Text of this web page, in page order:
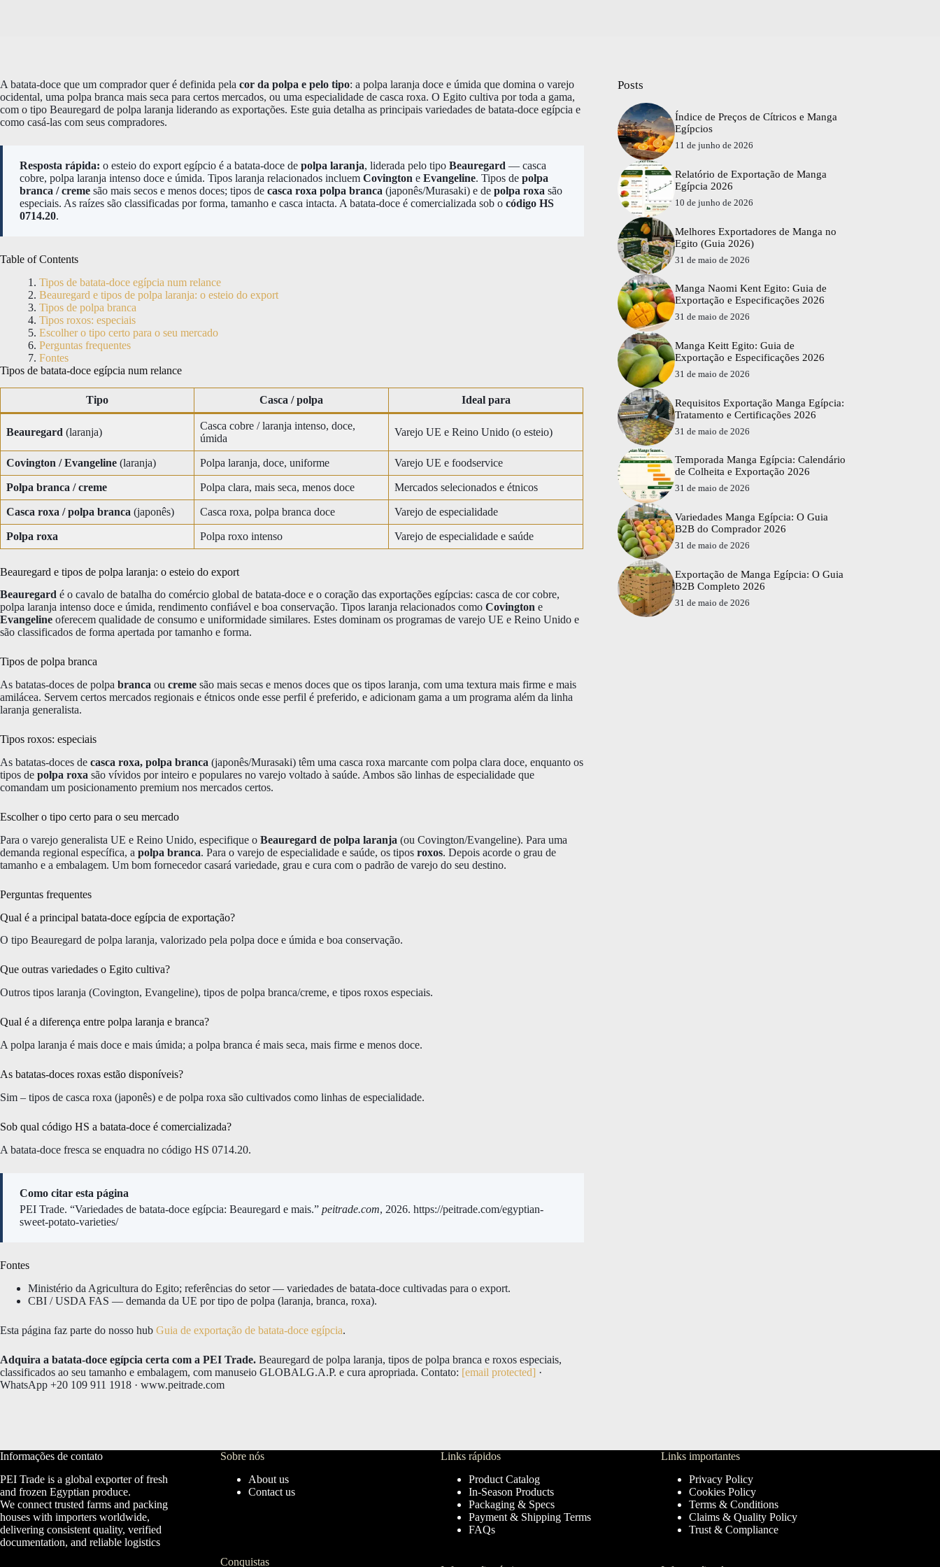
A batata-doce que um comprador quer é definida pela cor da polpa e pelo tipo: a polpa laranja doce e úmida que domina o varejo
ocidental, uma polpa branca mais seca para certos mercados, ou uma especialidade de casca roxa. O Egito cultiva por toda a gama,
com o tipo Beauregard de polpa laranja liderando as exportações. Este guia detalha as principais variedades de batata-doce egípcia e
como casá-las com seus compradores.
Resposta rápida: o esteio do export egípcio é a batata-doce de polpa laranja, liderada pelo tipo Beauregard — casca
cobre, polpa laranja intenso doce e úmida. Tipos laranja relacionados incluem Covington e Evangeline. Tipos de polpa
branca / creme são mais secos e menos doces; tipos de casca roxa polpa branca (japonês/Murasaki) e de polpa roxa são
especiais. As raízes são classificadas por forma, tamanho e casca intacta. A batata-doce é comercializada sob o código HS
0714.20.
Table of Contents
Tipos de batata-doce egípcia num relance
Beauregard e tipos de polpa laranja: o esteio do export
Tipos de polpa branca
Tipos roxos: especiais
Escolher o tipo certo para o seu mercado
Perguntas frequentes
Fontes
Tipos de batata-doce egípcia num relance
Tipo Casca / polpa Ideal para
Beauregard (laranja)
Casca cobre / laranja intenso, doce,
úmida
Varejo UE e Reino Unido (o esteio)
Covington / Evangeline (laranja) Polpa laranja, doce, uniforme Varejo UE e foodservice
Polpa branca / creme Polpa clara, mais seca, menos doce Mercados selecionados e étnicos
Casca roxa / polpa branca (japonês) Casca roxa, polpa branca doce Varejo de especialidade
Polpa roxa Polpa roxo intenso Varejo de especialidade e saúde
Beauregard e tipos de polpa laranja: o esteio do export
Beauregard é o cavalo de batalha do comércio global de batata-doce e o coração das exportações egípcias: casca de cor cobre,
polpa laranja intenso doce e úmida, rendimento confiável e boa conservação. Tipos laranja relacionados como Covington e
Evangeline oferecem qualidade de consumo e uniformidade similares. Estes dominam os programas de varejo UE e Reino Unido e
são classificados de forma apertada por tamanho e forma.
Tipos de polpa branca
As batatas-doces de polpa branca ou creme são mais secas e menos doces que os tipos laranja, com uma textura mais firme e mais
amilácea. Servem certos mercados regionais e étnicos onde esse perfil é preferido, e adicionam gama a um programa além da linha
laranja generalista.
Tipos roxos: especiais
As batatas-doces de casca roxa, polpa branca (japonês/Murasaki) têm uma casca roxa marcante com polpa clara doce, enquanto os
tipos de polpa roxa são vívidos por inteiro e populares no varejo voltado à saúde. Ambos são linhas de especialidade que
comandam um posicionamento premium nos mercados certos.
Escolher o tipo certo para o seu mercado
Para o varejo generalista UE e Reino Unido, especifique o Beauregard de polpa laranja (ou Covington/Evangeline). Para uma
demanda regional específica, a polpa branca. Para o varejo de especialidade e saúde, os tipos roxos. Depois acorde o grau de
tamanho e a embalagem. Um bom fornecedor casará variedade, grau e cura com o padrão de varejo do seu destino.
Perguntas frequentes
Qual é a principal batata-doce egípcia de exportação?
O tipo Beauregard de polpa laranja, valorizado pela polpa doce e úmida e boa conservação.
Que outras variedades o Egito cultiva?
Outros tipos laranja (Covington, Evangeline), tipos de polpa branca/creme, e tipos roxos especiais.
Qual é a diferença entre polpa laranja e branca?
A polpa laranja é mais doce e mais úmida; a polpa branca é mais seca, mais firme e menos doce.
As batatas-doces roxas estão disponíveis?
Sim – tipos de casca roxa (japonês) e de polpa roxa são cultivados como linhas de especialidade.
Sob qual código HS a batata-doce é comercializada?
A batata-doce fresca se enquadra no código HS 0714.20.
Como citar esta página
PEI Trade. “Variedades de batata-doce egípcia: Beauregard e mais.” peitrade.com, 2026. https://peitrade.com/egyptian-
sweet-potato-varieties/
Fontes
Ministério da Agricultura do Egito; referências do setor — variedades de batata-doce cultivadas para o export.
CBI / USDA FAS — demanda da UE por tipo de polpa (laranja, branca, roxa).
Esta página faz parte do nosso hub Guia de exportação de batata-doce egípcia.
Adquira a batata-doce egípcia certa com a PEI Trade. Beauregard de polpa laranja, tipos de polpa branca e roxos especiais,
classificados ao seu tamanho e embalagem, com manuseio GLOBALG.A.P. e cura apropriada. Contato: [email protected] ·
WhatsApp +20 109 911 1918 · www.peitrade.com
Posts
Índice de Preços de Cítricos e Manga
Egípcios
11 de junho de 2026
Relatório de Exportação de Manga
Egípcia 2026
10 de junho de 2026
Melhores Exportadores de Manga no
Egito (Guia 2026)
31 de maio de 2026
Manga Naomi Kent Egito: Guia de
Exportação e Especificações 2026
31 de maio de 2026
Manga Keitt Egito: Guia de
Exportação e Especificações 2026
31 de maio de 2026
Requisitos Exportação Manga Egípcia:
Tratamento e Certificações 2026
31 de maio de 2026
Temporada Manga Egípcia: Calendário
de Colheita e Exportação 2026
31 de maio de 2026
Variedades Manga Egípcia: O Guia
B2B do Comprador 2026
31 de maio de 2026
Exportação de Manga Egípcia: O Guia
B2B Completo 2026
31 de maio de 2026
Informações de contato
PEI Trade is a global exporter of fresh
and frozen Egyptian produce.
We connect trusted farms and packing
houses with importers worldwide,
delivering consistent quality, verified
documentation, and reliable logistics
Sobre nós
About us
Contact us
Conquistas
Links rápidos
Product Catalog
In-Season Products
Packaging & Specs
Payment & Shipping Terms
FAQs
Links importantes
Privacy Policy
Cookies Policy
Terms & Conditions
Claims & Quality Policy
Trust & Compliance